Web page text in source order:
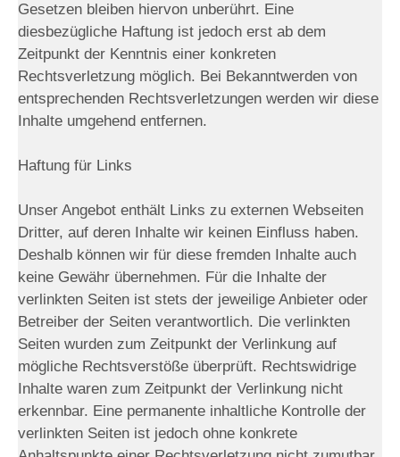
Gesetzen bleiben hiervon unberührt. Eine
diesbezügliche Haftung ist jedoch erst ab dem
Zeitpunkt der Kenntnis einer konkreten
Rechtsverletzung möglich. Bei Bekanntwerden von
entsprechenden Rechtsverletzungen werden wir diese
Inhalte umgehend entfernen.
Haftung für Links
Unser Angebot enthält Links zu externen Webseiten
Dritter, auf deren Inhalte wir keinen Einfluss haben.
Deshalb können wir für diese fremden Inhalte auch
keine Gewähr übernehmen. Für die Inhalte der
verlinkten Seiten ist stets der jeweilige Anbieter oder
Betreiber der Seiten verantwortlich. Die verlinkten
Seiten wurden zum Zeitpunkt der Verlinkung auf
mögliche Rechtsverstöße überprüft. Rechtswidrige
Inhalte waren zum Zeitpunkt der Verlinkung nicht
erkennbar. Eine permanente inhaltliche Kontrolle der
verlinkten Seiten ist jedoch ohne konkrete